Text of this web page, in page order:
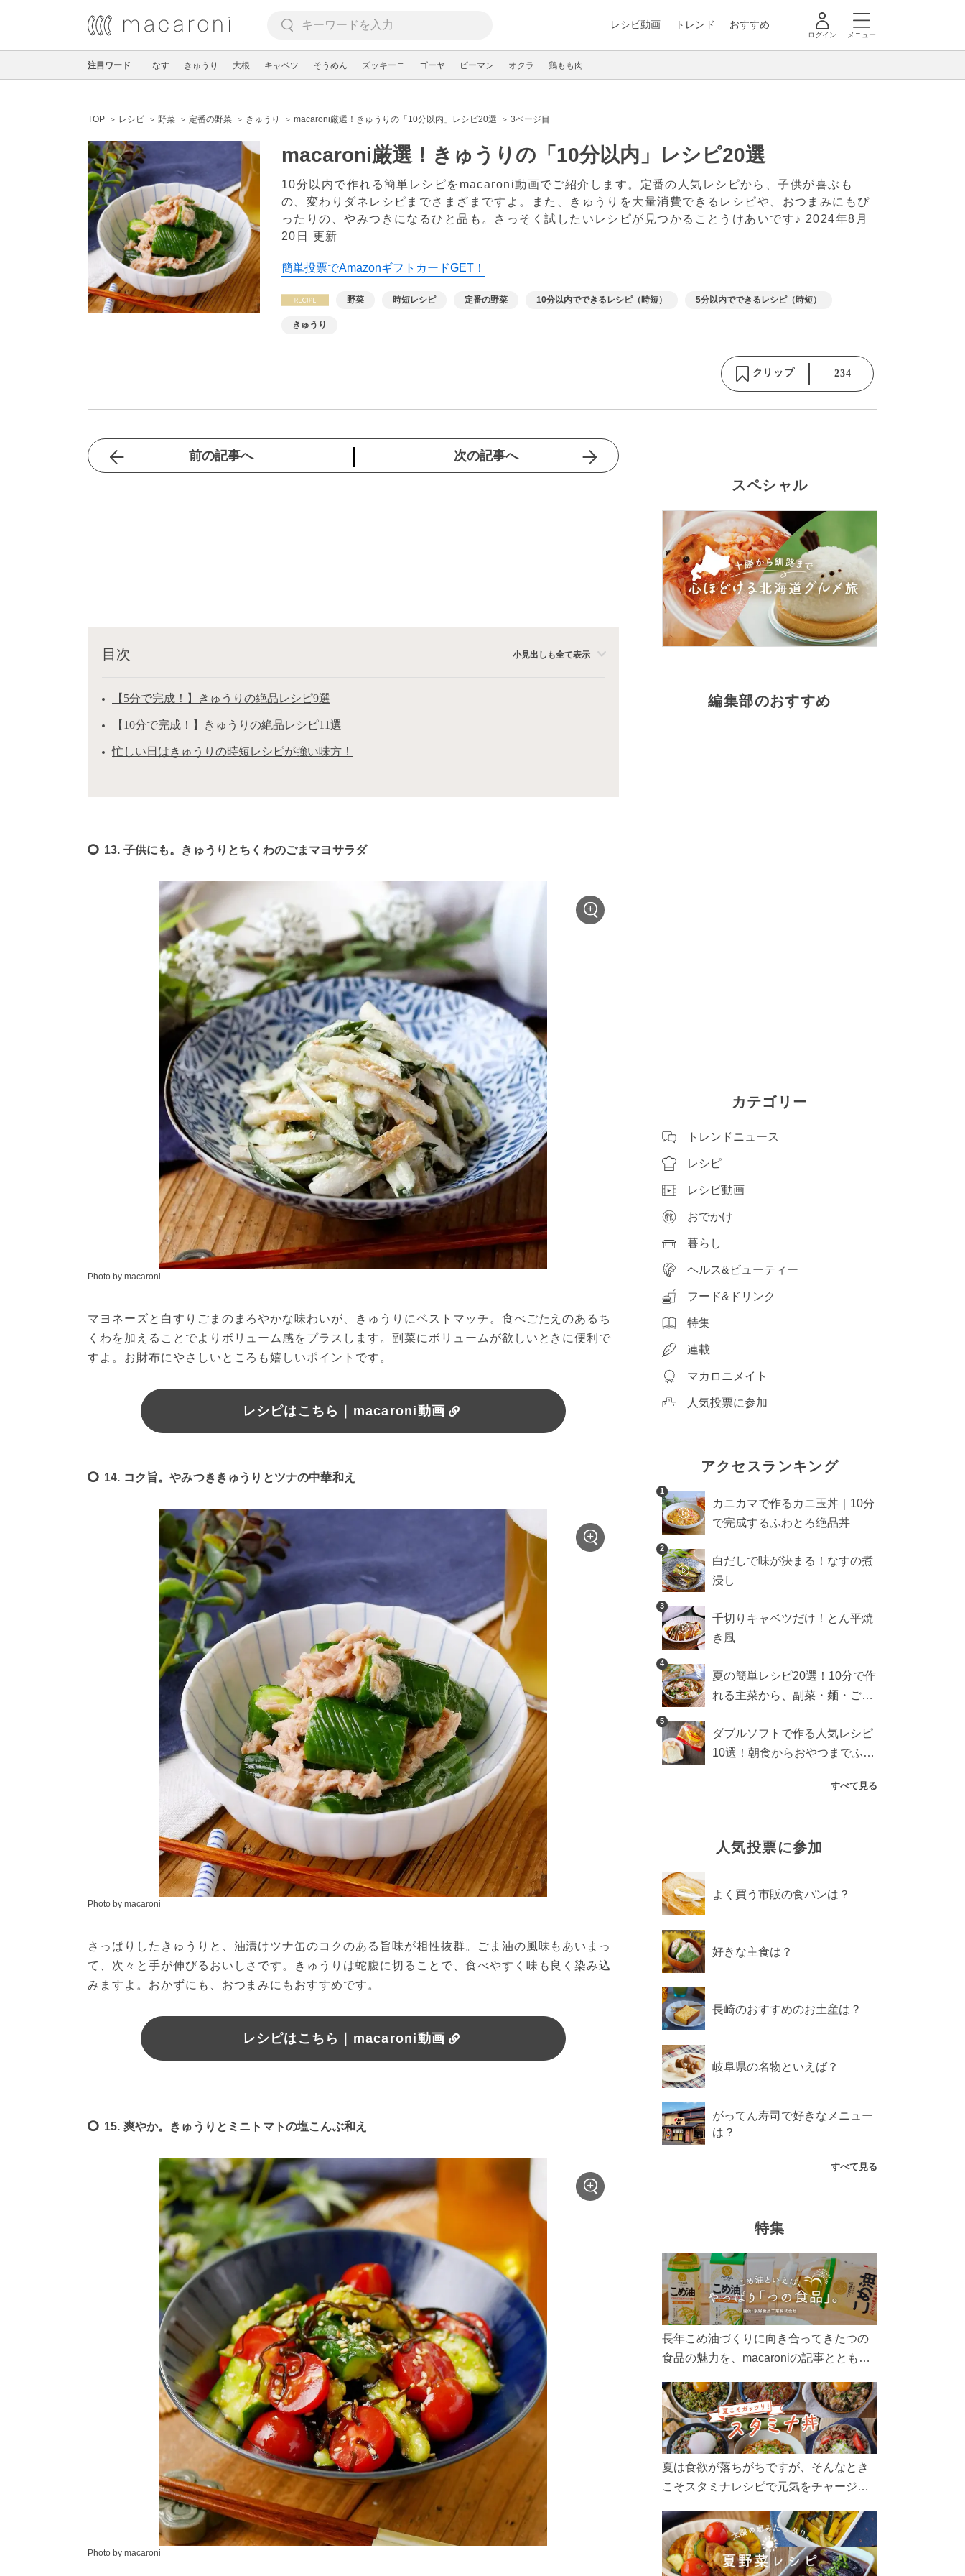
レシピ動画 トレンド おすすめ
ログイン メニュー
注目ワード なす きゅうり 大根 キャベツ そうめん ズッキーニ ゴーヤ ピーマン オクラ 鶏もも肉
TOP レシピ 野菜 定番の野菜 きゅうり macaroni厳選！きゅうりの「10分以内」レシピ20選 3ページ目
macaroni厳選！きゅうりの「10分以内」レシピ20選
10分以内で作れる簡単レシピをmacaroni動画でご紹介します。定番の人気レシピから、子供が喜ぶも
の、変わりダネレシピまでさまざまですよ。また、きゅうりを大量消費できるレシピや、おつまみにもぴ
ったりの、やみつきになるひと品も。さっそく試したいレシピが見つかることうけあいです♪ 2024年8月
20日 更新
簡単投票でAmazonギフトカードGET！
野菜 時短レシピ 定番の野菜 10分以内でできるレシピ（時短） 5分以内でできるレシピ（時短）
きゅうり
クリップ 234
前の記事へ 次の記事へ
目次 小見出しも全て表示
【5分で完成！】きゅうりの絶品レシピ9選
【10分で完成！】きゅうりの絶品レシピ11選
忙しい日はきゅうりの時短レシピが強い味方！
13. 子供にも。きゅうりとちくわのごまマヨサラダ
Photo by macaroni
マヨネーズと白すりごまのまろやかな味わいが、きゅうりにベストマッチ。食べごたえのあるち
くわを加えることでよりボリューム感をプラスします。副菜にボリュームが欲しいときに便利で
すよ。お財布にやさしいところも嬉しいポイントです。
レシピはこちら｜macaroni動画
14. コク旨。やみつききゅうりとツナの中華和え
Photo by macaroni
さっぱりしたきゅうりと、油漬けツナ缶のコクのある旨味が相性抜群。ごま油の風味もあいまっ
て、次々と手が伸びるおいしさです。きゅうりは蛇腹に切ることで、食べやすく味も良く染み込
みますよ。おかずにも、おつまみにもおすすめです。
レシピはこちら｜macaroni動画
15. 爽やか。きゅうりとミニトマトの塩こんぶ和え
Photo by macaroni
スペシャル
編集部のおすすめ
カテゴリー
トレンドニュース
レシピ
レシピ動画
おでかけ
暮らし
ヘルス&ビューティー
フード&ドリンク
特集
連載
マカロニメイト
人気投票に参加
アクセスランキング
1
カニカマで作るカニ玉丼｜10分
で完成するふわとろ絶品丼
2
白だしで味が決まる！なすの煮
浸し
3
千切りキャベツだけ！とん平焼
き風
4
夏の簡単レシピ20選！10分で作
れる主菜から、副菜・麺・ごは
5
ダブルソフトで作る人気レシピ
10選！朝食からおやつまでふん
すべて見る
人気投票に参加
よく買う市販の食パンは？
好きな主食は？
長崎のおすすめのお土産は？
岐阜県の名物といえば？
がってん寿司で好きなメニュー
は？
すべて見る
特集
長年こめ油づくりに向き合ってきたつの
食品の魅力を、macaroniの記事とともに
ん、製造現場や品質へのこだわりまで。
こめ油をもっと好きになるコンテンツを
ぜひお楽しみください。
夏は食欲が落ちがちですが、そんなとき
こそスタミナレシピで元気をチャージ！
リ食べて、夏バテを吹き飛ばしましょ
う！